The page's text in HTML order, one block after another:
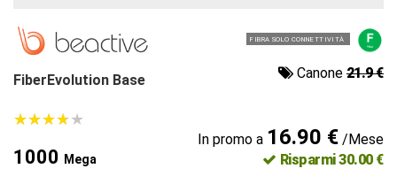
FIBRA SOLO CONNETTIVITÀ
FiberEvolution Base Canone 21.9 €
★★★★★
★★★★★
1000 Mega
In promo a 16.90 €/Mese
Risparmi 30.00 €